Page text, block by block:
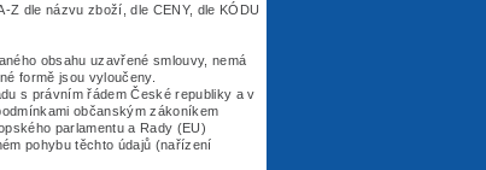
Z dle názvu zboží, dle CENY, dle KÓDU
obsahu uzavřené smlouvy, nemá
formě jsou vyloučeny.
s právním řádem České republiky a v
občanským zákoníkem
parlamentu a Rady (EU)
pohybu těchto údajů (nařízení